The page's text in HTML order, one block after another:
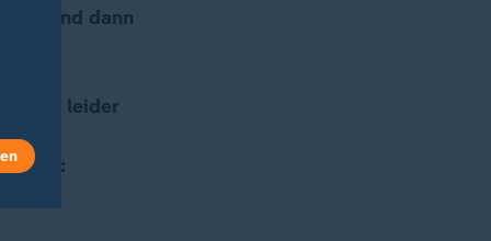
und dann
inkl.
leider